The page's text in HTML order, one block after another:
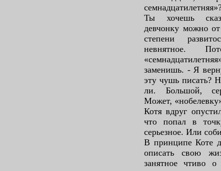
Ты хочешь
девчонку можно
степени
невнятное.
заменишь. - Я
эту чушь писать?
ли. Большой,
Может,
Котя вдруг
что попал в
серьезное. Или
В принципе Коте
описать свою
занятное чтиво